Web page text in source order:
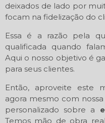
deixados de lado por
focam na fidelização do
Essa é a razão pela
qualificada quando
Aqui o nosso objetivo é
para seus clientes.
Então, aproveite este
agora mesmo com
personalizado sobre a
Temos mão de obra